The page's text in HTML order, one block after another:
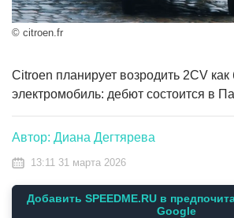
© citroen.fr
Citroen планирует возродить 2CV
электромобиль: дебют состоится в
Автор: Диана Дегтярева
13:11 31 марта 2026
Добавить SPEEDME.RU в
Google